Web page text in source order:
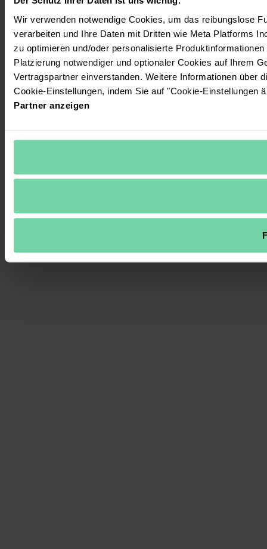
Wir verwenden notwendige Cookies, um das reibungslose
verarbeiten und Ihre Daten mit Dritten wie Meta Platforms
zu optimieren und/oder personalisierte
Platzierung notwendiger und optionaler Cookies auf Ihrem
Vertragspartner einverstanden. Weitere Informationen über
Cookie-Einstellungen, indem Sie auf "Cookie-Einstellungen
Partner anzeigen